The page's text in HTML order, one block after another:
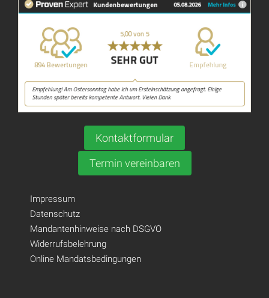
Kontaktformular
Termin vereinbaren
Impressum
Datenschutz
Mandantenhinweise nach DSGVO
Widerrufsbelehrung
Online Mandatsbedingungen